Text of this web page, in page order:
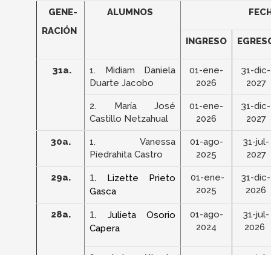
GENE-
RACIÓN
ALUMNOS
INGRESO
31a.
1. Midiam Daniela
Duarte Jacobo
01-ene-
2026
31-dic-
2027
2. María José
Castillo Netzahual
01-ene-
2026
31-dic-
2027
30a.
1. Vanessa
Piedrahita Castro
01-ago-
2025
31-jul-
2027
29a. 1. Lizette Prieto
Gasca
01-ene-
2025
31-dic-
2026
28a. 1. Julieta Osorio
Capera
01-ago-
2024
31-jul-
2026